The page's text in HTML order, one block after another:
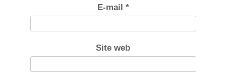
E-mail *
Site web